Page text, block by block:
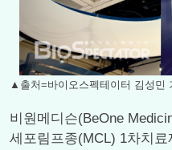
▲출처=바이오스펙테이터 김성민
비원메디슨(BeOne
세포림프종(MCL) 1차치료